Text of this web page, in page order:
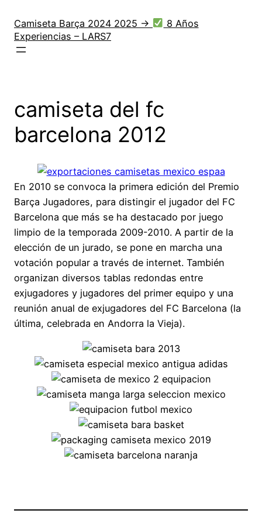
contenido
Camiseta Barça 2024 2025 →
8 Años
Experiencias – LARS7
camiseta del fc
barcelona 2012
En 2010 se convoca la primera edición del Premio
Barça Jugadores, para distingir el jugador del FC
Barcelona que más se ha destacado por juego
limpio de la temporada 2009-2010. A partir de la
elección de un jurado, se pone en marcha una
votación popular a través de internet. También
organizan diversos tablas redondas entre
exjugadores y jugadores del primer equipo y una
reunión anual de exjugadores del FC Barcelona (la
última, celebrada en Andorra la Vieja).